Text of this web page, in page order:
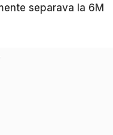
separava la 6M